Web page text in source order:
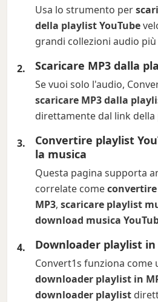
Usa lo strumento per
della playlist YouTube
grandi collezioni audio
Scaricare MP3 dalla
Se vuoi solo l'audio,
scaricare MP3 dalla
direttamente dal link della
Convertire playlist
la musica
Questa pagina supporta
correlate come
MP3, scaricare playlist
download musica
Downloader playlist in
Convert1s funziona come
downloader playlist in
downloader playlist